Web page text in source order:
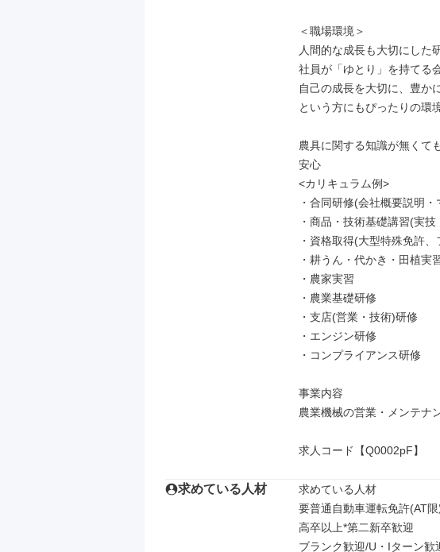
＜職場環境＞
人間的な成長も大切にした
社員が「ゆとり」を持てる
自己の成長を大切に、豊か
という方にもぴったりの環
農具に関する知識が無くて
安心
<カリキュラム例>
・合同研修(会社概要説明
・商品・技術基礎講習(実
・資格取得(大型特殊免許
・耕うん・代かき・田植実
・農家実習
・農業基礎研修
・支店(営業・技術)研修
・エンジン研修
・コンプライアンス研修
事業内容
農業機械の営業・メンテナ
求人コード【Q0002pF】
求めている人材
求めている人材
要普通自動車運転免許(AT
高卒以上*第二新卒歓迎
ブランク歓迎/U・Iターン歓